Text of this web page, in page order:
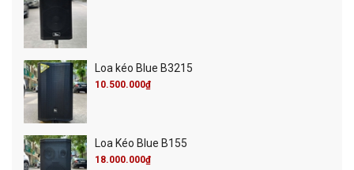
Loa kéo Blue B3215
10.500.000₫
Loa Kéo Blue B155
18.000.000₫